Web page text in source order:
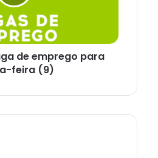
de emprego para
feira (9)